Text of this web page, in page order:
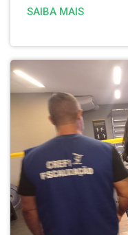
SAIBA MAIS